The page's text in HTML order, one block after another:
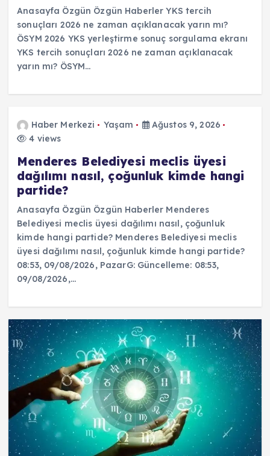
Anasayfa Özgün Özgün Haberler YKS tercih
sonuçları 2026 ne zaman açıklanacak yarın mı?
ÖSYM 2026 YKS yerleştirme sonuç sorgulama ekranı
YKS tercih sonuçları 2026 ne zaman açıklanacak
yarın mı? ÖSYM…
Haber Merkezi Yaşam
Ağustos 9, 2026
4 views
Menderes Belediyesi meclis üyesi
dağılımı nasıl, çoğunluk kimde hangi
partide?
Anasayfa Özgün Özgün Haberler Menderes
Belediyesi meclis üyesi dağılımı nasıl, çoğunluk
kimde hangi partide? Menderes Belediyesi meclis
üyesi dağılımı nasıl, çoğunluk kimde hangi partide?
08:53, 09/08/2026, PazarG: Güncelleme: 08:53,
09/08/2026,…